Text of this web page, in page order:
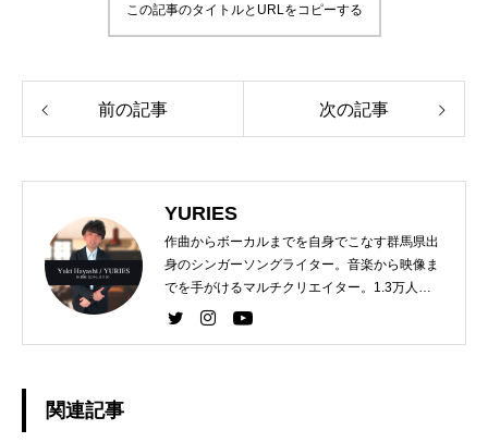
この記事のタイトルとURLをコピーする
前の記事 次の記事
YURIES
作曲からボーカルまでを自身でこなす群馬県出
身のシンガーソングライター。音楽から映像ま
でを手がけるマルチクリエイター。1.3万人を
超えるYouTubeチャンネルを運営。
関連記事